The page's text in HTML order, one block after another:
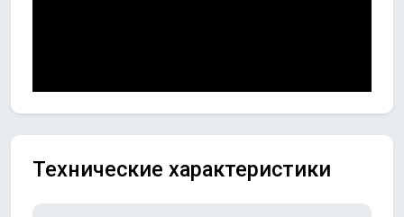
Технические характеристики